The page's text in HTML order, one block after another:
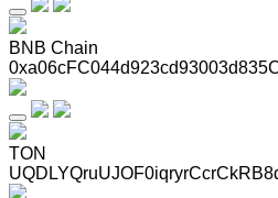
BNB Chain
TON